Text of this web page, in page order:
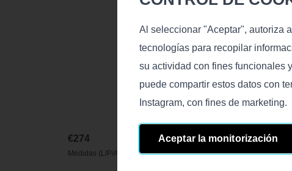
€274
Medidas (L/P/A), cm: 140x200x0,7
Al seleccionar "Aceptar", autoriza
tecnologías para recopilar
su actividad con fines funcionales
puede compartir estos datos con
Instagram, con fines de marketing.
Aceptar la monitorización